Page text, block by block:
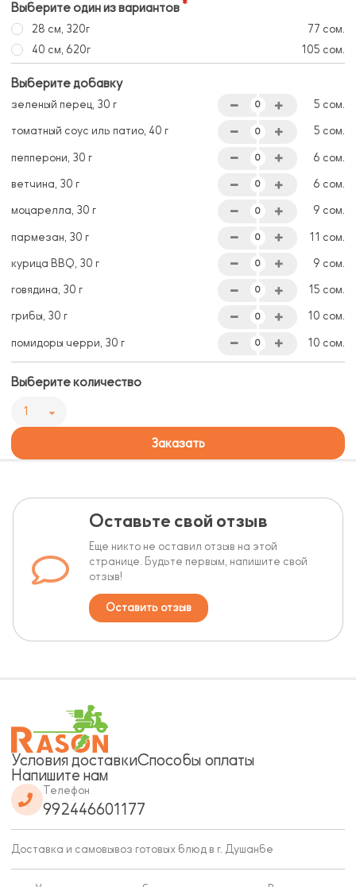
Выберите один из вариантов
28 см, 320г
77 сом.
40 см, 620г
105 сом.
Выберите добавку
зеленый перец, 30 г 5 сом.
томатный соус иль патио, 40 г 5 сом.
пепперони, 30 г 6 сом.
ветчина, 30 г 6 сом.
моцарелла, 30 г 9 сом.
пармезан, 30 г 11 сом.
курица BBQ, 30 г 9 сом.
говядина, 30 г 15 сом.
грибы, 30 г 10 сом.
помидоры черри, 30 г 10 сом.
Выберите количество
1
Заказать
Оставьте свой отзыв
Еще никто не оставил отзыв на этой
странице. Будьте первым, напишите свой
отзыв!
Оставить отзыв
Условия доставкиСпособы оплаты
Напишите нам
Телефон
992446601177
Доставка и самовывоз готовых блюд в г. Душанбе